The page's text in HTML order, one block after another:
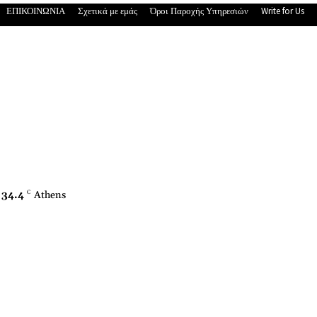
ΕΠΙΚΟΙΝΩΝΙΑ Σχετικά με εμάς Όροι Παροχής Υπηρεσιών Write for Us
34.4 C Athens